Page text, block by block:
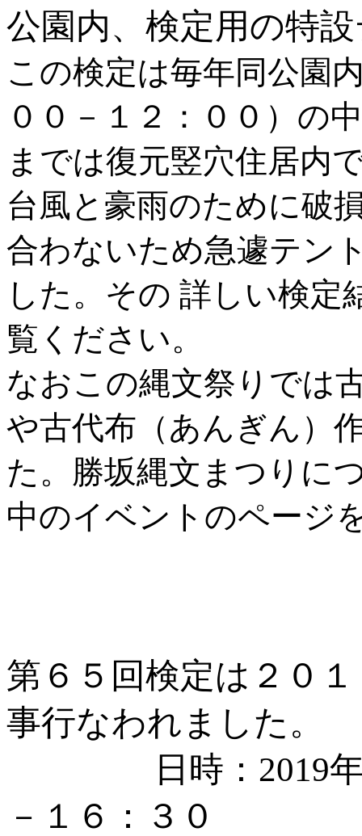
公園内、検定用の特
この検定は毎年同公園
００－１２：００）の
までは復元竪穴住居内
台風と豪雨のために破
合わないため急遽テン
した。その 詳しい検定
覧ください。
なおこの縄文祭りでは
や古代布（あんぎん）
た。勝坂縄文まつりに
中のイベントのページ
第６５回検定は２０
事行なわれました。
日時：2019年6月
－１６：３０